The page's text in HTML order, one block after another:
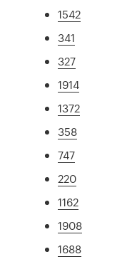
1542
341
327
1914
1372
358
747
220
1162
1908
1688